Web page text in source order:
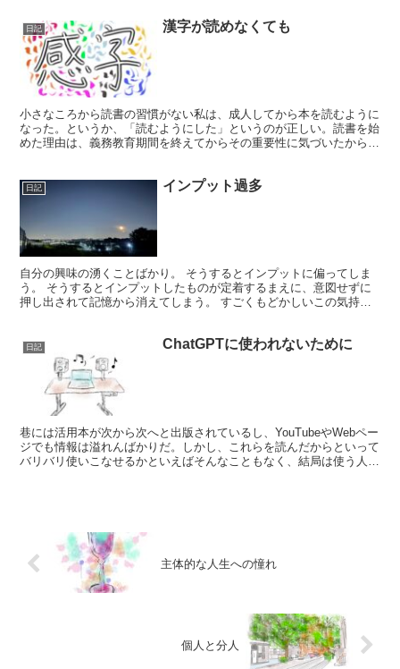
日記 漢字が読めなくても
小さなころから読書の習慣がない私は、成人してから本を読むように
なった。というか、「読むようにした」というのが正しい。読書を始
めた理由は、義務教育期間を終えてからその重要性に気づいたから
日記 インプット過多
自分の興味の湧くことばかり。 そうするとインプットに偏ってしま
う。 そうするとインプットしたものが定着するまえに、意図せずに
押し出されて記憶から消えてしまう。 すごくもどかしいこの気持ち
日記 ChatGPTに使われないために
巷には活用本が次から次へと出版されているし、YouTubeやWebペー
ジでも情報は溢れんばかりだ。しかし、これらを読んだからといって
バリバリ使いこなせるかといえばそんなこともなく、結局は使う人が
主体的な人生への憧れ
個人と分人